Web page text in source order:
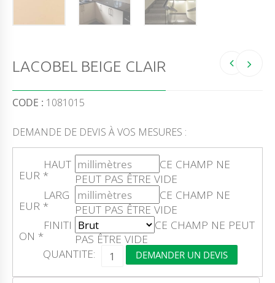
LACOBEL BEIGE CLAIR
CODE : 1081015
DEMANDE DE DEVIS À VOS MESURES :
HAUT
EUR *
CE CHAMP NE
PEUT PAS ÊTRE VIDE
LARG
EUR *
CE CHAMP NE
PEUT PAS ÊTRE VIDE
FINITI
ON *
CE CHAMP NE PEUT
PAS ÊTRE VIDE
QUANTITE:
DEMANDER UN DEVIS